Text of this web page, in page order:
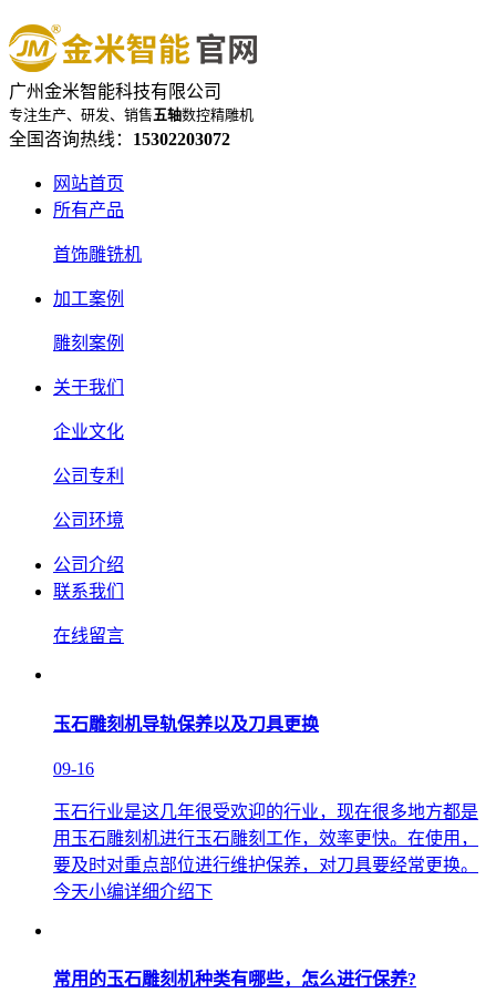
广州金米智能科技有限公司
专注生产、研发、销售五轴数控精雕机
全国咨询热线： 15302203072
网站首页
所有产品
首饰雕铣机
加工案例
雕刻案例
关于我们
企业文化
公司专利
公司环境
公司介绍
联系我们
在线留言
玉石雕刻机导轨保养以及刀具更换
09-16
玉石行业是这几年很受欢迎的行业，现在很多地方都是
用玉石雕刻机进行玉石雕刻工作，效率更快。在使用，
要及时对重点部位进行维护保养，对刀具要经常更换。
今天小编详细介绍下
常用的玉石雕刻机种类有哪些，怎么进行保养?